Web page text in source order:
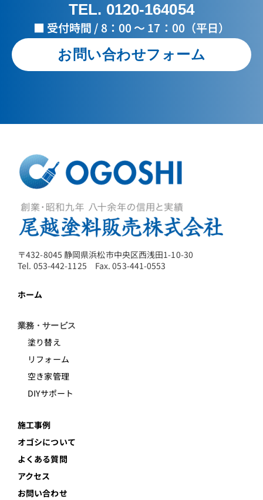
TEL. 0120-164054
■ 受付時間 / 8：00 ～ 17：00（平日）
お問い合わせフォーム
〒432-8045 静岡県浜松市中央区西浅田1-10-30
Tel. 053-442-1125 Fax. 053-441-0553
ホーム
業務・サービス
塗り替え
リフォーム
空き家管理
DIYサポート
施工事例
オゴシについて
よくある質問
アクセス
お問い合わせ